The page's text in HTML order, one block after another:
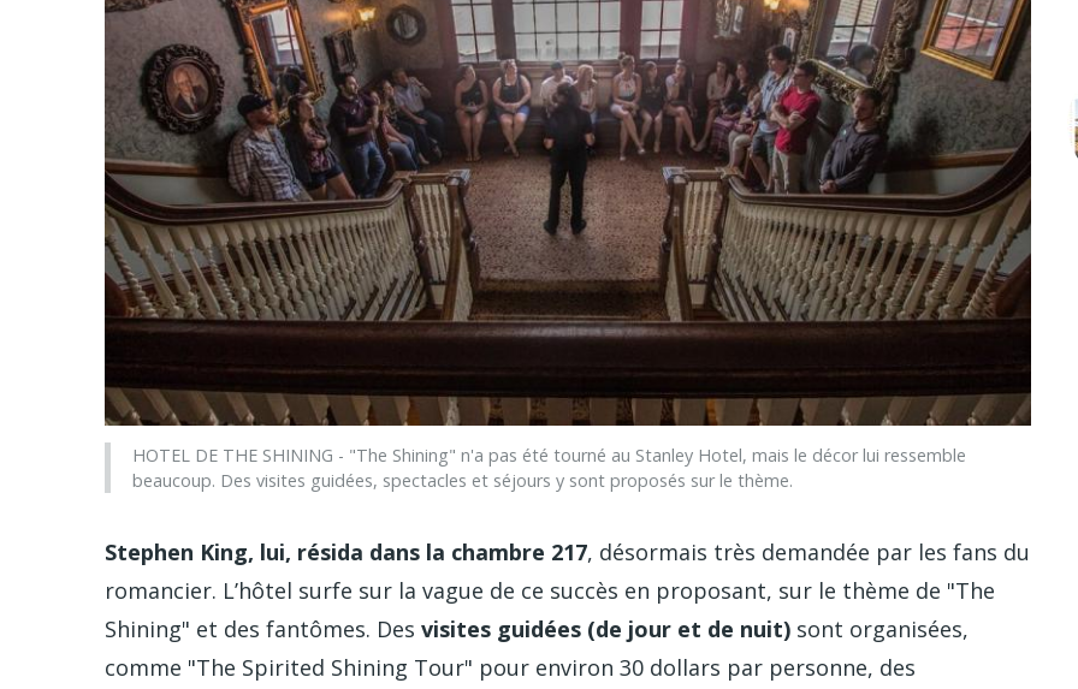
HOTEL DE THE SHINING - "The Shining" n'a pas été tourné au Stanley Hotel, mais le décor lui ressemble
beaucoup. Des visites guidées, spectacles et séjours y sont proposés sur le thème.
Stephen King, lui, résida dans la chambre 217, désormais très demandée par les fans du
romancier. L’hôtel surfe sur la vague de ce succès en proposant, sur le thème de "The
Shining" et des fantômes. Des visites guidées (de jour et de nuit) sont organisées,
comme "The Spirited Shining Tour" pour environ 30 dollars par personne, des